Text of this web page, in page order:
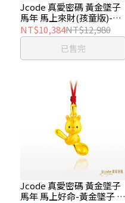
Jcode 真愛密碼 黃金墜子
馬年 馬上來財(孩童版)-黃
金墜子 金重約 0.45 錢
NT$10,384NT$12,980
已售完
Jcode 真愛密碼 黃金墜子
馬年 馬上好命-黃金墜子 金